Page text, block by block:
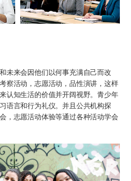
未来会因他们以何事充满自己而改
察活动，志愿活动，品性演讲，这样
认知生活的价值并开阔视野。青少年
语言和行为礼仪。并且公共机构探
，志愿活动体验等通过各种活动学会